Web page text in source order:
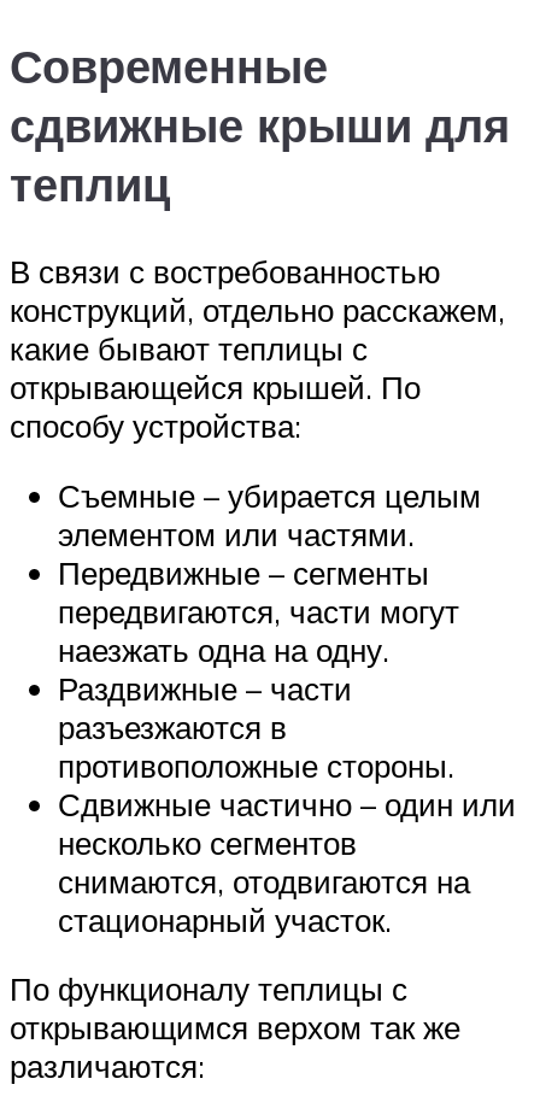
Современные
сдвижные крыши для
теплиц
В связи с востребованностью
конструкций, отдельно расскажем,
какие бывают теплицы с
открывающейся крышей. По
способу устройства:
Съемные – убирается целым
элементом или частями.
Передвижные – сегменты
передвигаются, части могут
наезжать одна на одну.
Раздвижные – части
разъезжаются в
противоположные стороны.
Сдвижные частично – один или
несколько сегментов
снимаются, отодвигаются на
стационарный участок.
По функционалу теплицы с
открывающимся верхом так же
различаются: